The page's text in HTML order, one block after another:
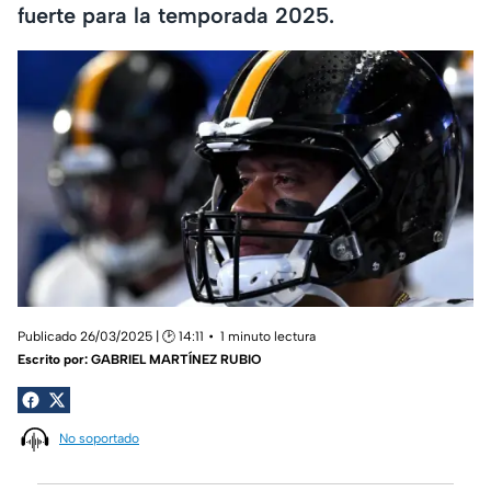
fuerte para la temporada 2025.
Publicado 26/03/2025 | 🕑 14:11
1 minuto lectura
Escrito por: GABRIEL MARTÍNEZ RUBIO
No soportado